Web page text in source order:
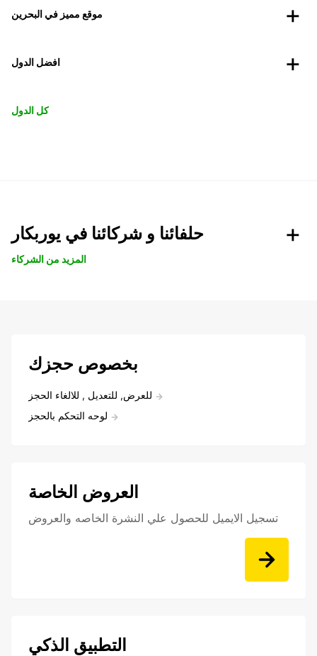
موقع مميز في البحرين
افضل الدول
كل الدول
حلفائنا و شركائنا في يوربكار
المزيد من الشركاء
بخصوص حجزك
للعرض, للتعديل , للالغاء الحجز
لوحه التحكم بالحجز
العروض الخاصة
تسجيل الايميل للحصول علي النشرة الخاصه والعروض
التطبيق الذكي